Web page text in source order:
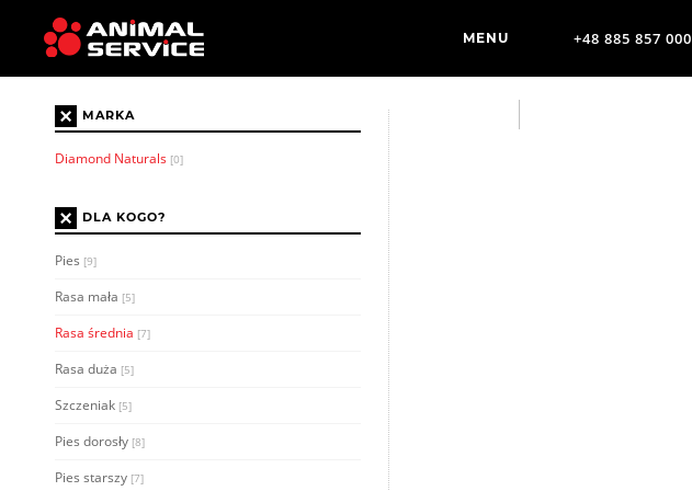
+48 885 857 000
× MARKA
Diamond Naturals [0]
× DLA KOGO?
Pies [9]
Rasa mała [5]
Rasa średnia [7]
Rasa duża [5]
Szczeniak [5]
Pies dorosły [8]
Pies starszy [7]